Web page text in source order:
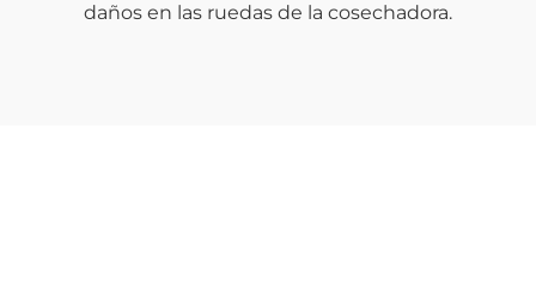
daños en las ruedas de la cosechadora.